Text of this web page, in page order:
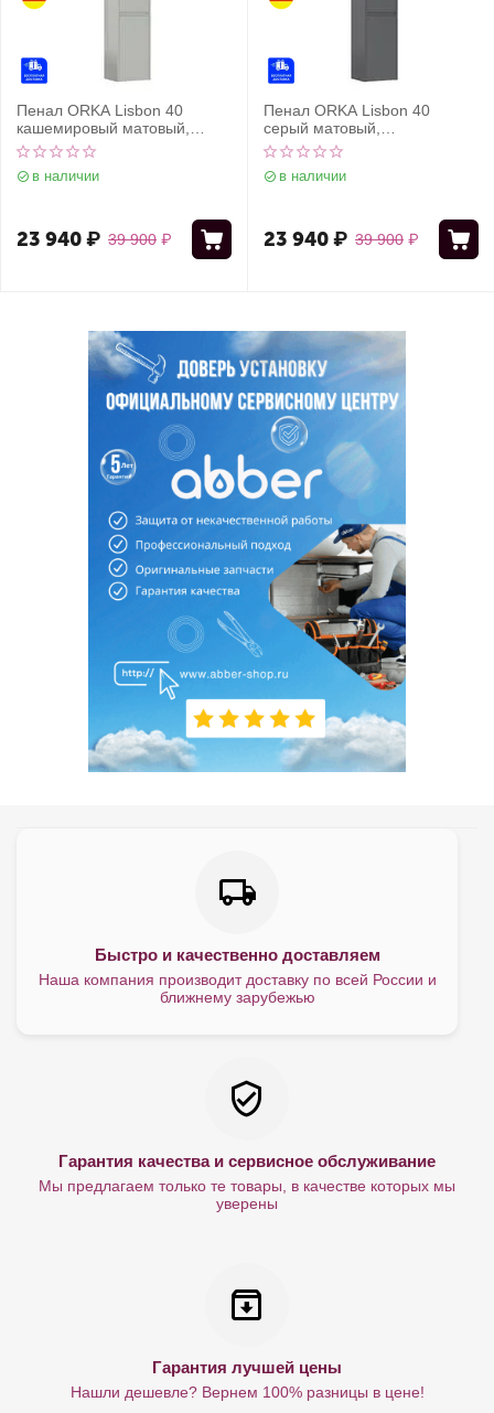
Пенал ORKA Lisbon 40
кашемировый матовый,
универсальный
в наличии
39 900 ₽
23 940₽
Пенал ORKA Lisbon 40
серый матовый,
универсальный
в наличии
39 900 ₽
23 940₽
Быстро и качественно доставляем
Наша компания производит доставку по всей России и
ближнему зарубежью
Гарантия качества и сервисное обслуживание
Мы предлагаем только те товары, в качестве которых мы
уверены
Гарантия лучшей цены
Нашли дешевле? Вернем 100% разницы в цене!